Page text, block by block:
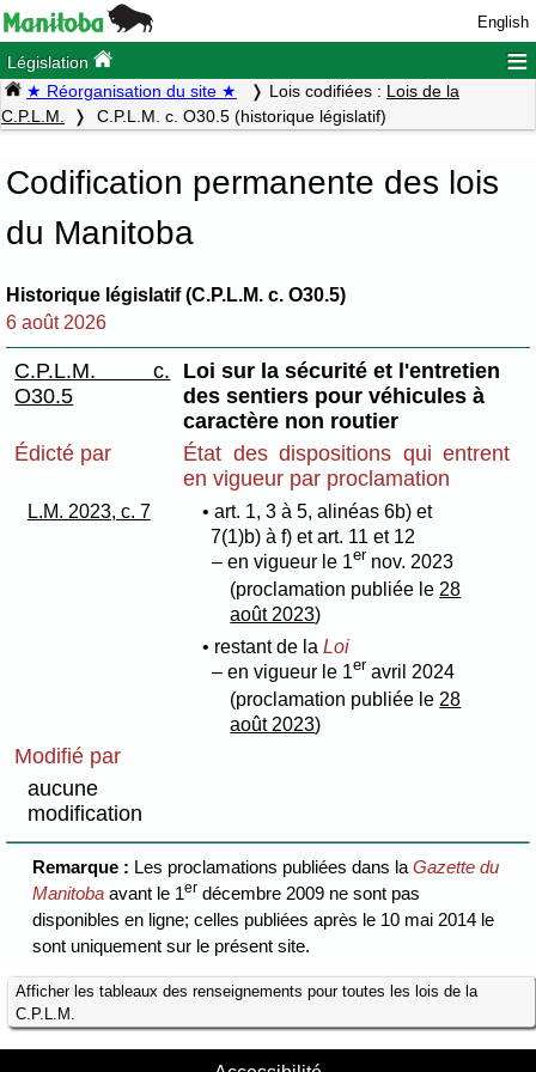
English
Législation ≡
★ Réorganisation du site ★ Lois codifiées : Lois de la
C.P.L.M.
C.P.L.M. c. O30.5 (historique législatif)
Codification permanente des lois
du Manitoba
Historique législatif (C.P.L.M. c. O30.5)
6 août 2026
C.P.L.M. c.
O30.5
Loi sur la sécurité et l'entretien
des sentiers pour véhicules à
caractère non routier
Édicté par
État des dispositions qui entrent
en vigueur par proclamation
L.M. 2023, c. 7
• art. 1, 3 à 5, alinéas 6b) et
7(1)b) à f) et art. 11 et 12
– en vigueur le 1er nov. 2023
(proclamation publiée le 28
août 2023)
• restant de la Loi
– en vigueur le 1er avril 2024
(proclamation publiée le 28
août 2023)
Modifié par
aucune
modification
Remarque : Les proclamations publiées dans laGazette du
Manitoba avant le 1er décembre 2009 ne sont pas
disponibles en ligne; celles publiées après le 10 mai 2014 le
sont uniquement sur le présent site.
Afficher les tableaux des renseignements pour toutes les lois de la
C.P.L.M.